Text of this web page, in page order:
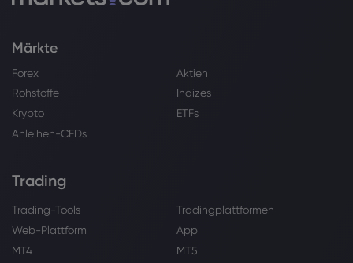
Märkte
Forex
Aktien
Rohstoffe
Indizes
Krypto
ETFs
Anleihen-CFDs
Trading
Trading-Tools
Tradingplattformen
Web-Plattform
App
MT4
MT5